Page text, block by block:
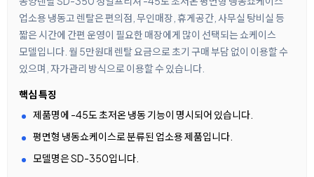
업소용 냉동고 렌탈은 편의점, 무인매장, 휴게공간, 사무실 탕비실 등
짧은 시간에 간편 운영이 필요한 매장에게 많이 선택되는 쇼케이스
모델입니다. 월 5만원대 렌탈 요금으로 초기 구매 부담 없이 이용할 수
있으며, 자가관리 방식으로 이용할 수 있습니다.
핵심 특징
제품명에 -45도 초저온 냉동 기능이 명시되어 있습니다.
평면형 냉동쇼케이스로 분류된 업소용 제품입니다.
모델명은 SD-350입니다.